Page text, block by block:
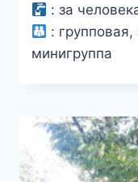
: за
:
минигруппа